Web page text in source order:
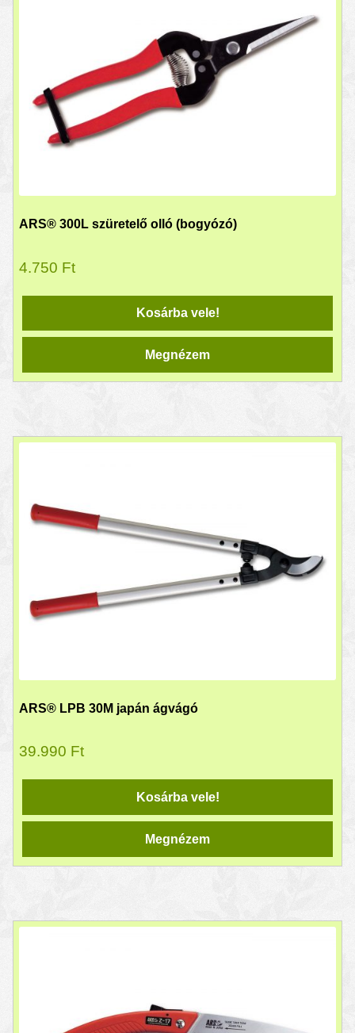
ARS® 300L szüretelő olló (bogyózó)
4.750 Ft
Kosárba vele!
Megnézem
ARS® LPB 30M japán ágvágó
39.990 Ft
Kosárba vele!
Megnézem